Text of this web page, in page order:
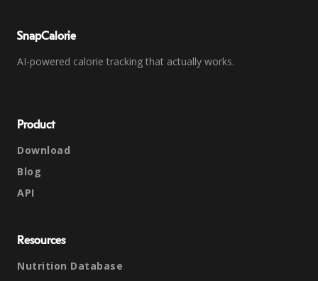
SnapCalorie
AI-powered calorie tracking that actually works.
Product
Download
Blog
API
Resources
Nutrition Database